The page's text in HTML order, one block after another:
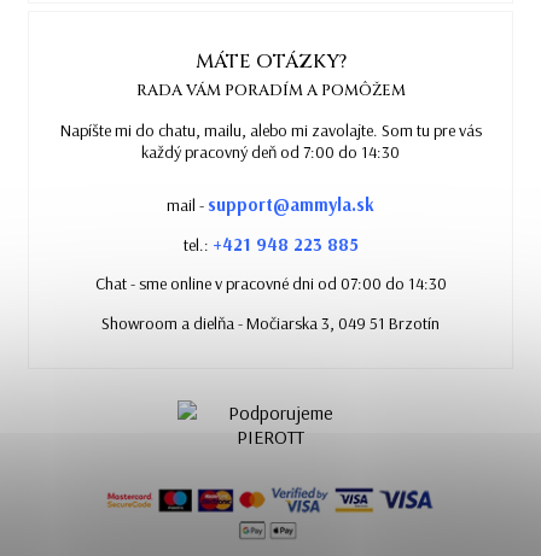
MÁTE OTÁZKY?
RADA VÁM PORADÍM A POMÔŽEM
Napíšte mi do chatu, mailu, alebo mi zavolajte. Som tu pre vás
každý pracovný deň od 7:00 do 14:30
mail - support@ammyla.sk
tel.: +421 948 223 885
Chat - sme online v pracovné dni od 07:00 do 14:30
Showroom a dielňa - Močiarska 3, 049 51 Brzotín